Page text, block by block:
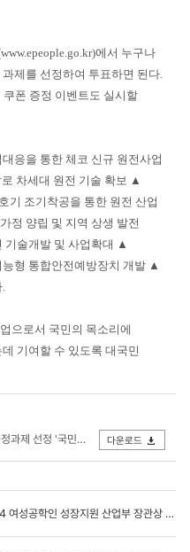
에서 누구나
제를 선정하여 투표하면 된다.
폰 증정 이벤트도 실시할
응을 통한 체코 신규 원전사업
차세대 원전 기술 확보 ▲
기 조기착공을 통한 원전 산업
정 양립 및 지역 상생 발전
기술개발 및 사업확대 ▲
형 통합안전예방장치 개발 ▲
.
으로서 국민의 목소리에
기여할 수 있도록 대국민
온라인 투표' 포스터.png
다운로드
한국전력기술, 2024 여성공학인 성장지원 산업부 장관상 수상